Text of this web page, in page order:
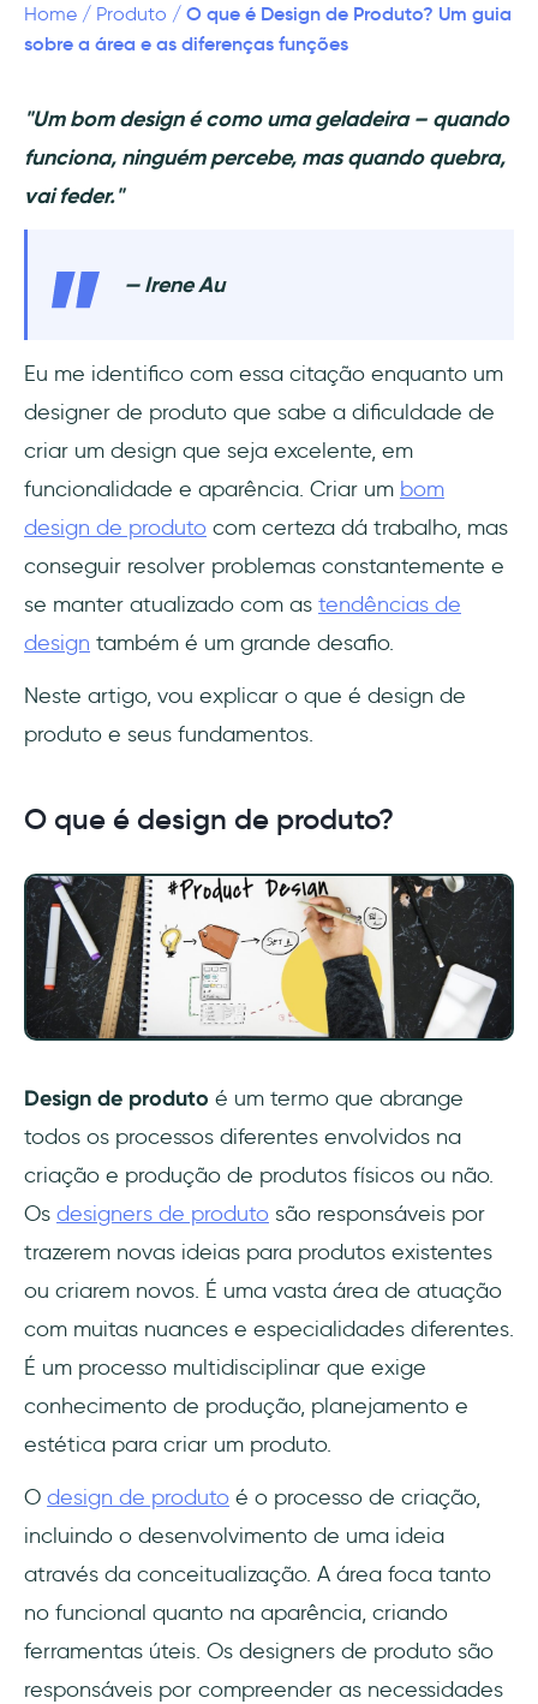
produto?
Home / Produto / O que é Design de Produto? Um guia
sobre a área e as diferenças funções
"Um bom design é como uma geladeira – quando
funciona, ninguém percebe, mas quando quebra,
vai feder."
— Irene Au
Eu me identifico com essa citação enquanto um
designer de produto que sabe a dificuldade de
criar um design que seja excelente, em
funcionalidade e aparência. Criar um bom
design de produto com certeza dá trabalho, mas
conseguir resolver problemas constantemente e
se manter atualizado com as tendências de
design também é um grande desafio.
Neste artigo, vou explicar o que é design de
produto e seus fundamentos.
O que é design de produto?
Design de produto é um termo que abrange
todos os processos diferentes envolvidos na
criação e produção de produtos físicos ou não.
Os designers de produto são responsáveis por
trazerem novas ideias para produtos existentes
ou criarem novos. É uma vasta área de atuação
com muitas nuances e especialidades diferentes.
É um processo multidisciplinar que exige
conhecimento de produção, planejamento e
estética para criar um produto.
O design de produto é o processo de criação,
incluindo o desenvolvimento de uma ideia
através da conceitualização. A área foca tanto
no funcional quanto na aparência, criando
ferramentas úteis. Os designers de produto são
responsáveis por compreender as necessidades